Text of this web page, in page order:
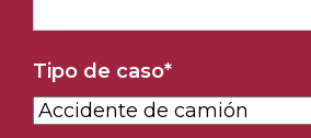
Tipo de caso*